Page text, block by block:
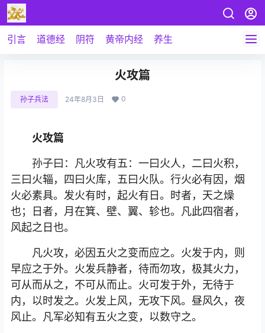
引言 道德经 阴符 黄帝内经 养生
火攻篇
孙子兵法 24年8月3日 0
火攻篇
孙子曰：凡火攻有五：一曰火人，二曰火积，
三曰火辎，四曰火库，五曰火队。行火必有因，烟
火必素具。发火有时，起火有日。时者，天之燥
也；日者，月在箕、壁、翼、轸也。凡此四宿者，
风起之日也。
凡火攻，必因五火之变而应之。火发于内，则
早应之于外。火发兵静者，待而勿攻，极其火力，
可从而从之，不可从而止。火可发于外，无待于
内，以时发之。火发上风，无攻下风。昼风久，夜
风止。凡军必知有五火之变，以数守之。